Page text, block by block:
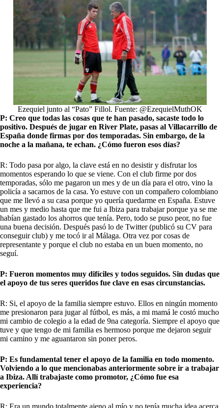
Ezequiel junto al “Pato” Fillol. Fuente: @EzequielMuthOK
P: Creo que todas las cosas que te han pasado, sacaste todo lo
positivo. Después de jugar en River Plate, pasas al Villacarrillo de
España donde firmas por dos temporadas. Sin embargo, de la
noche a la mañana, te echan. ¿Cómo fueron esos días?
R: Todo pasa por algo, la clave está en no desistir y disfrutar los
momentos esperando lo que se viene. Con el club firme por dos
temporadas, sólo me pagaron un mes y de un día para el otro, vino la
policía a sacarnos de la casa. Yo estuve con un compañero colombiano
que me llevó a su casa porque yo quería quedarme en España. Estuve
un mes y medio hasta que me fui a Ibiza para trabajar porque ya se me
habían gastado los ahorros que tenía. Pero, todo se puso peor, no fue
una buena decisión. Después pasó lo de Twitter (publicó su CV para
conseguir club) y me tocó ir al Málaga. Otra vez por cosas de
representante y porque el club no estaba en un buen momento, no
seguí.
P: Fueron momentos muy difíciles y todos seguidos. Sin dudas que
el apoyo de tus seres queridos fue clave en esas circunstancias.
R: Si, el apoyo de la familia siempre estuvo. Ellos en ningún momento
me presionaron para jugar al fútbol, es más, a mi mamá le costó mucho
mi cambio de colegio a la edad de 9na categoría. Siempre el apoyo que
tuve y que tengo de mi familia es hermoso porque me dejaron seguir
mi camino y me aguantaron sin poner peros.
P: Es fundamental tener el apoyo de la familia en todo momento.
Volviendo a lo que mencionabas anteriormente sobre ir a trabajar
a Ibiza. Allí trabajaste como promotor, ¿Cómo fue esa
experiencia?